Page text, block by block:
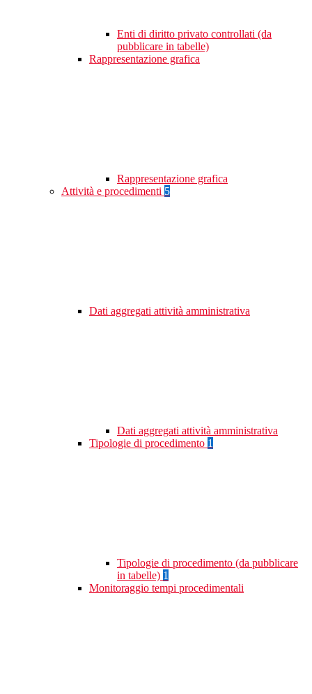
Enti di diritto privato controllati (da
pubblicare in tabelle)
Rappresentazione grafica
Rappresentazione grafica
Attività e procedimenti 5
Dati aggregati attività amministrativa
Dati aggregati attività amministrativa
Tipologie di procedimento 1
Tipologie di procedimento (da pubblicare
in tabelle) 1
Monitoraggio tempi procedimentali